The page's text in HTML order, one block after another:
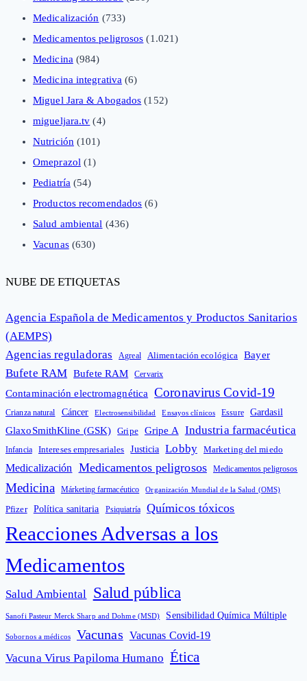
Medicalización (733)
Medicamentos peligrosos (1.021)
Medicina (984)
Medicina integrativa (6)
Miguel Jara & Abogados (152)
migueljara.tv (4)
Nutrición (101)
Omeprazol (1)
Pediatría (54)
Productos recomendados (6)
Salud ambiental (436)
Vacunas(630)
NUBE DE ETIQUETAS
Agencia Española de Medicamentos y Productos Sanitarios
(AEMPS)
Agencias reguladoras
Agreal Alimentación ecológica Bayer
Bufete RAM Bufete RAM Cervarix
Contaminación electromagnética Coronavirus Covid-19
Crianza natural Cáncer Electrosensibilidad Ensayos clínicos Essure Gardasil
GlaxoSmithKline (GSK) Gripe Gripe A Industria farmacéutica
Infancia Intereses empresariales Justicia Lobby Marketing del miedo
Medicalización Medicamentos peligrosos Medicamentos peligrosos
Medicina Márketing farmacéutico Organización Mundial de la Salud (OMS)
Pfizer Política sanitaria Psiquiatría Químicos tóxicos
Reacciones Adversas a los
Medicamentos
Salud Ambiental Salud pública
Sanofi Pasteur Merck Sharp and Dohme (MSD) Sensibilidad Química Múltiple
Sobornos a médicos Vacunas Vacunas Covid-19
Vacuna Virus Papiloma Humano Ética